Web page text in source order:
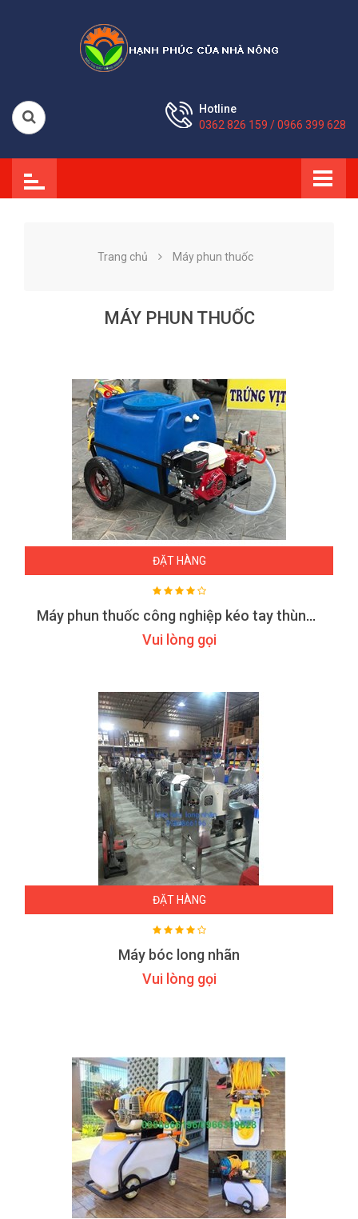
Hotline
0362 826 159 / 0966 399 628
Trang chủ Máy phun thuốc
MÁY PHUN THUỐC
ĐẶT HÀNG
Máy phun thuốc công nghiệp kéo tay thùng phuy PT200
Vui lòng gọi
ĐẶT HÀNG
Máy bóc long nhãn
Vui lòng gọi